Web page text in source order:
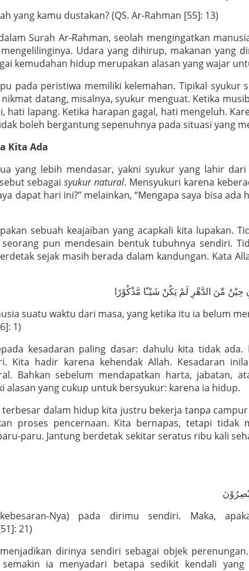
yang kamu dustakan? (QS. Ar-Rahman [55]: 13)
Surah Ar-Rahman, seolah mengingatkan
Udara yang dihirup, makanan yang
kemudahan hidup merupakan alasan yang wajar
pada peristiwa memiliki kelemahan. Tipikal syukur
datang, misalnya, syukur menguat. Ketika
lapang. Ketika harapan gagal, hati mengeluh.
boleh bergantung sepenuhnya pada situasi yang
Kita Ada
yang lebih mendasar, yakni syukur yang lahir dari
sebagaisyukur natural. Mensyukuri karena
dapat hari ini?” melainkan, “Mengapa saya bisa ada
sebuah keajaiban yang acapkali kita lupakan.
pun mendesain bentuk tubuhnya sendiri.
sejak masih berada dalam kandungan. Kata
حِيْنٌ مِّنَ الدَّهْرِ لَمْ يَكُنْ شَيْـًٔا مَّذْكُوْرًا
suatu waktu dari masa, yang ketika itu ia belum
1)
kesadaran paling dasar: dahulu kita tidak ada.
Kita hadir karena kehendak Allah. Kesadaran
Bahkan sebelum mendapatkan harta, jabatan,
alasan yang cukup untuk bersyukur: karena ia hidup.
dalam hidup kita justru bekerja tanpa
proses pencernaan. Kita bernapas, tetapi tidak
paru. Jantung berdetak sekitar seratus ribu kali
Nya) pada dirimu sendiri. Maka,
21)
dirinya sendiri sebagai objek
ia menyadari betapa sedikit kendali yang